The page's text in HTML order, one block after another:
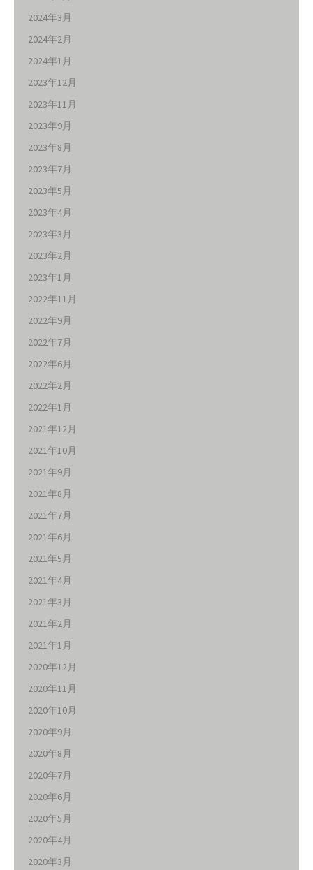
2024年3月
2024年2月
2024年1月
2023年12月
2023年11月
2023年9月
2023年8月
2023年7月
2023年5月
2023年4月
2023年3月
2023年2月
2023年1月
2022年11月
2022年9月
2022年7月
2022年6月
2022年2月
2022年1月
2021年12月
2021年10月
2021年9月
2021年8月
2021年7月
2021年6月
2021年5月
2021年4月
2021年3月
2021年2月
2021年1月
2020年12月
2020年11月
2020年10月
2020年9月
2020年8月
2020年7月
2020年6月
2020年5月
2020年4月
2020年3月